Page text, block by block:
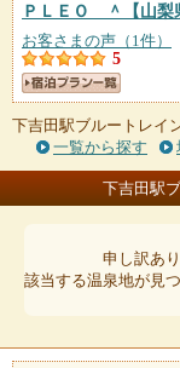
ＰＬＥＯ ＾ 【山梨
お客さまの声（1件）
5
下吉田駅ブルートレイ
一覧から探す
下吉田駅
申し訳あ
該当する温泉地が見